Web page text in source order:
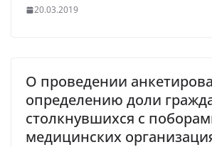
20.03.2019
О проведении
определению доли
столкнувшихся с
медицинских